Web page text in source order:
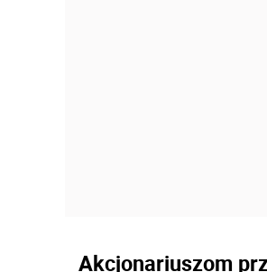
Akcjonariuszom